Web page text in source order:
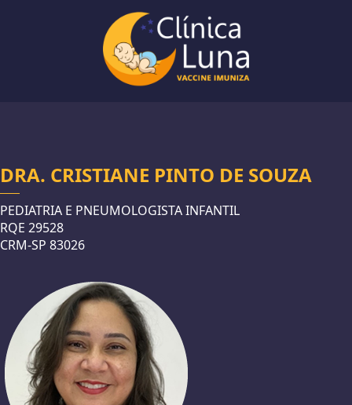
DRA. CRISTIANE PINTO DE SOUZA
PEDIATRIA E PNEUMOLOGISTA INFANTIL
RQE 29528
CRM-SP 83026